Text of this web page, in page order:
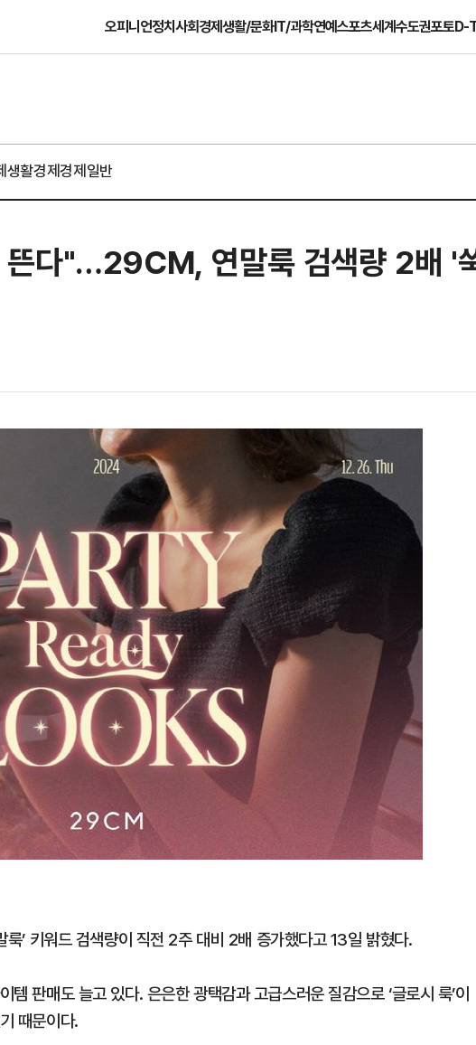
오피니언정치사회경제생활/문화IT/과학연예스포츠세계수도권포토D-
생활경제경제일반
뜬다"…29CM, 연말룩 검색량 2배 '
’ 키워드 검색량이 직전 2주 대비 2배 증가했다고 13일 밝혔다.
템 판매도 늘고 있다. 은은한 광택감과 고급스러운 질감으로 ‘글로시 룩’이
때문이다.